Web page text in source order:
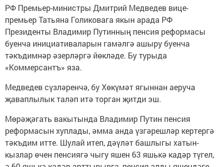
РФ Премьер-министры Дмитрий Медведев вице-
премьер Татьяна Голиковага якын арада РФ
Президенты Владимир Путинның пенсия реформасы
буенча инициативаларын гамәлгә ашыру буенча
тәкъдимнәр әзерләргә йөкләде. Бу турыда
«Коммерсантъ» яза.
Медведев сүзләренчә, бу Хөкүмәт ягыннан аеруча
җаваплылык таләп итә торган җитди эш.
Мөрәҗәгать вакытында Владимир Путин пенсия
реформасын хуплады, әмма анда үзгәрешләр кертергә
тәкъдим итте. Шулай итеп, дәүләт башлыгы хатын-
кызлар өчен пенсиягә чыгу яшен 63 яшькә кадәр түгел,